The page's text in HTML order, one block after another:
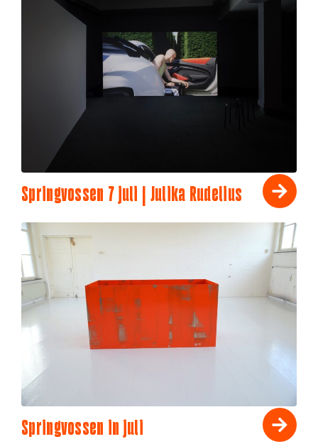
Springvossen 7 juli | Julika Rudelius
Springvossen in juli